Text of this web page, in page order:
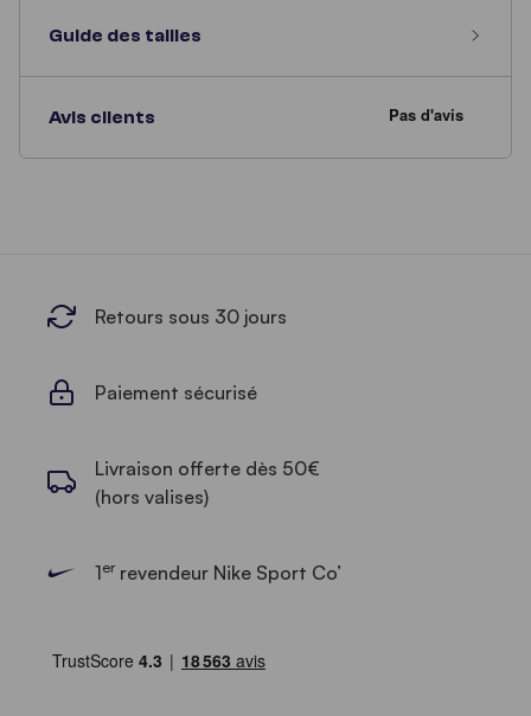
Guide des tailles
Avis clients
Retours sous 30 jours
Paiement sécurisé
Livraison offerte dès 50€
(hors valises)
1errevendeur Nike Sport Co’